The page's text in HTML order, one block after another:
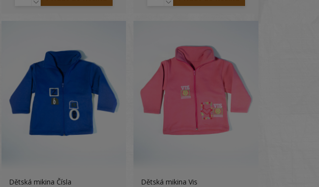
Dětská mikina Čísla Dětská mikina Vis